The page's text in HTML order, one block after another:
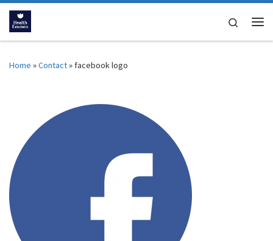
Ga naar inhoud
Search
Home »Contact»facebook logo